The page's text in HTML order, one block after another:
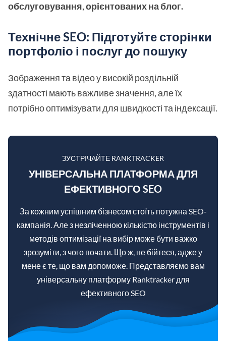
обслуговування, орієнтованих на блог.
Технічне SEO: Підготуйте сторінки
портфоліо і послуг до пошуку
Зображення та відео у високій роздільній
здатності мають важливе значення, але їх
потрібно оптимізувати для швидкості та індексації.
ЗУСТРІЧАЙТЕ RANKTRACKER
УНІВЕРСАЛЬНА ПЛАТФОРМА ДЛЯ
ЕФЕКТИВНОГО SEO
За кожним успішним бізнесом стоїть потужна SEO-
кампанія. Але з незліченною кількістю інструментів і
методів оптимізації на вибір може бути важко
зрозуміти, з чого почати. Що ж, не бійтеся, адже у
мене є те, що вам допоможе. Представляємо вам
універсальну платформу Ranktracker для
ефективного SEO